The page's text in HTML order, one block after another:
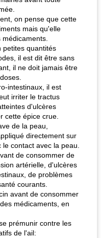
on pense que cette
mais qu'elle
petites quantités
il est dit être sans
il ne doit jamais être
intestinaux, il est
irriter le tractus
d'ulcères
cette épice crue.
de la peau,
directement sur
contact avec la peau.
de consommer de
artérielle, d'ulcères
de problèmes
courants.
avant de consommer
médicaments, en
prémunir contre les
de l'ail: